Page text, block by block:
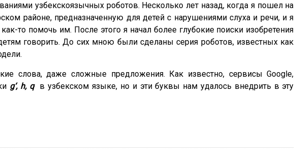
узбекскоязычных роботов. Несколько лет назад, когда я пошел на
районе, предназначенную для детей с нарушениями слуха и речи, и я
то помочь им. После этого я начал более глубокие поиски изобретения
говорить. До сих мною были сделаны серия роботов, известных как
слова, даже сложные предложения. Как известно, сервисы Google,
g‘, h, q в узбекском языке, но и эти буквы нам удалось внедрить в эту